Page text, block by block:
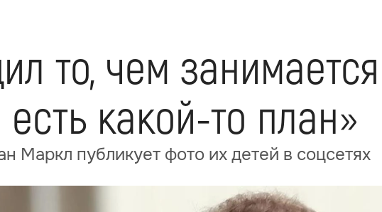
то, чем
какой-то план»
Маркл публикует фото их детей в соцсетях